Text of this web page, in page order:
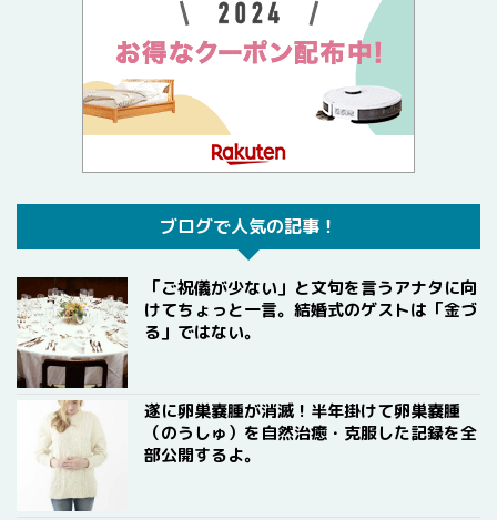
ブログで人気の記事！
「ご祝儀が少ない」と文句を言うアナタに向
けてちょっと一言。結婚式のゲストは「金づ
る」ではない。
遂に卵巣嚢腫が消滅！半年掛けて卵巣嚢腫
（のうしゅ）を自然治癒・克服した記録を全
部公開するよ。